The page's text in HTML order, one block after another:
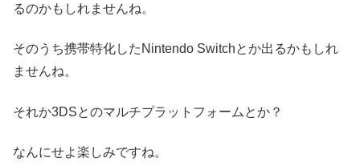
るのかもしれませんね。
そのうち携帯特化したNintendo Switchとか出るかもしれ
ませんね。
それか3DSとのマルチプラットフォームとか？
なんにせよ楽しみですね。